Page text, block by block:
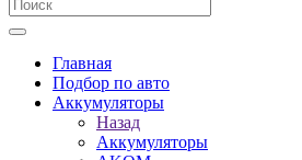
Главная
Подбор по авто
Аккумуляторы
Назад
Аккумуляторы